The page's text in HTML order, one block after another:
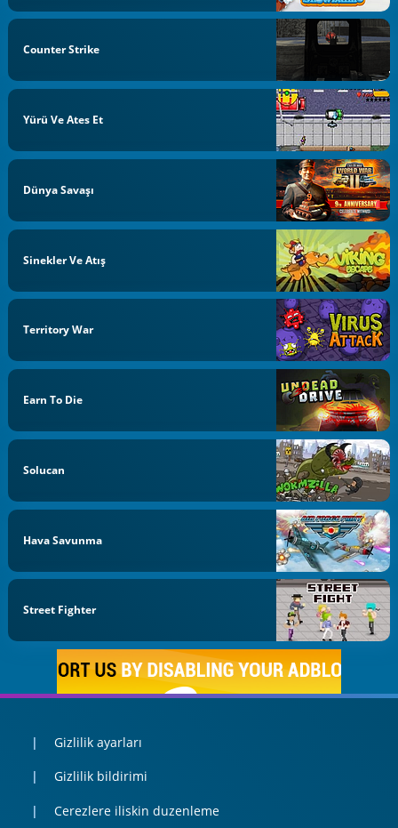
Counter Strike
Yürü Ve Ates Et
Dünya Savaşı
Sinekler Ve Atış
Territory War
Earn To Die
Solucan
Hava Savunma
Street Fighter
Gizlilik ayarları
Gizlilik bildirimi
Cerezlere iliskin duzenleme